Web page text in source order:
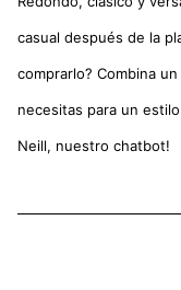
casual después de la
comprarlo? Combina
necesitas para un
Neill, nuestro chatbot!